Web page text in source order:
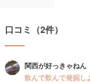
口コミ（2件）
関西が好っきゃねん
飲んで飲んで発掘し